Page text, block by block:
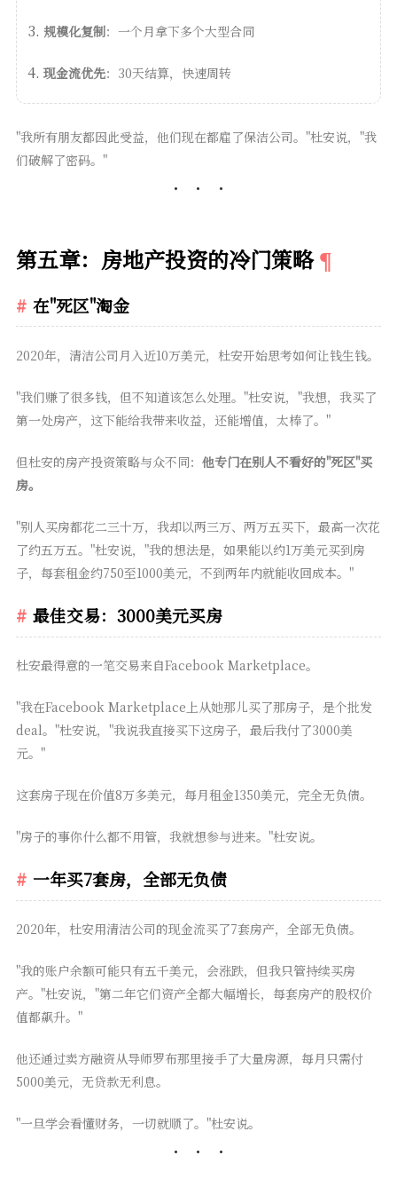
规模化复制：一个月拿下多个大型合同
现金流优先：30天结算，快速周转
"我所有朋友都因此受益，他们现在都雇了保洁公司。"杜安说，"我
们破解了密码。"
第五章：房地产投资的冷门策略
在"死区"淘金
2020年，清洁公司月入近10万美元，杜安开始思考如何让钱生钱。
"我们赚了很多钱，但不知道该怎么处理。"杜安说，"我想，我买了
第一处房产，这下能给我带来收益，还能增值，太棒了。"
但杜安的房产投资策略与众不同： 他专门在别人不看好的"死区"买
房。
"别人买房都花二三十万，我却以两三万、两万五买下，最高一次花
了约五万五。"杜安说，"我的想法是，如果能以约1万美元买到房
子，每套租金约750至1000美元，不到两年内就能收回成本。"
最佳交易：3000美元买房
杜安最得意的一笔交易来自Facebook Marketplace。
"我在Facebook Marketplace上从她那儿买了那房子，是个批发
deal。"杜安说，"我说我直接买下这房子，最后我付了3000美
元。"
这套房子现在价值8万多美元，每月租金1350美元，完全无负债。
"房子的事你什么都不用管，我就想参与进来。"杜安说。
一年买7套房，全部无负债
2020年，杜安用清洁公司的现金流买了7套房产，全部无负债。
"我的账户余额可能只有五千美元，会涨跌，但我只管持续买房
产。"杜安说，"第二年它们资产全都大幅增长，每套房产的股权价
值都飙升。"
他还通过卖方融资从导师罗布那里接手了大量房源，每月只需付
5000美元，无贷款无利息。
"一旦学会看懂财务，一切就顺了。"杜安说。